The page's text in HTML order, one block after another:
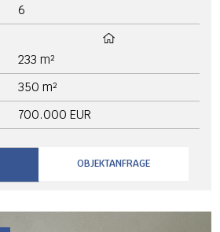
6
233 m²
350 m²
700.000 EUR
OBJEKTANFRAGE